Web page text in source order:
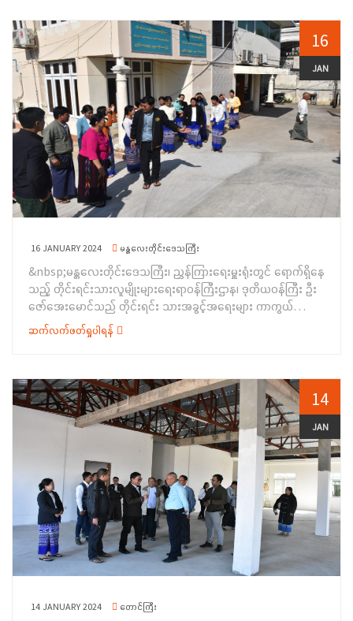
ဥပဒေ၊ နည်းဥပဒေများနှင့်အညီ လိုက်နာနေထိုင်ကြရမည်ဖြစ်ပါ
ကြောင်း၊ သာကေတမြို့နယ် စီမံအုပ်ချုပ်ရေး အဖွဲ့ဝင်များအနေဖြင့်
ပြည်ထောင်စုတိုင်းရင်းသား ကျေးရွာ(ရန်ကုန်)အတွင်း အခါ
အားလျော်စွာ ကျင်းပပြုလုပ်သည့် အခမ်းအနားနှင့် တိုင်းရင်းသား
များ၏ နေ့ထူးနေ့မြတ် အခမ်းအနားများတွင် ပေါင်းစပ်၍ လုံခြုံရေး
ကိစ္စရပ်များအား လစ်ဟင်းမှုမရှိအောင် ဆောင်ရွက်ပေးရန် လမ်းညွှန်
မှာကြား ခဲ့ကြောင်း သတင်းရရှိခဲ့ပါသည်။
ဒုတိယညွှန်ကြားရေးမှူးနှင့် ဝန်ထမ်းများအား တွေ့ဆုံ၍ အမှာ
စကားပြောကြားခဲ့ပါသည်။ပထမဦးစွာ ဝန်ထမ်းများက တစ်ဦးချင်းမိတ်
ဆက်တင်ပြခဲ့ပြီး တိုင်းရင်းသားလူမျိုးများ ရေးရာဝန်ကြီးဌာန ဒုတိယ
ဝန်ကြီး ဦးဇော်အေးမောင်က အမှာစကားပြောကြားရာတွင် ဝန်ထမ်း
များ သည် မိမိတို့ရာထူးအဆင့်နှင့် လျော်ညီစွာ အရည်အသွေးပြည့်ဝ
ပြီး စွမ်းဆောင်ရည် မြင့်မားကြရန် လိုအပ်ပါကြောင်း၊ နိုင်ငံတော်
ဘတ်ဂျက် ရန်ပုံငွေများကိုလည်း ဘဏ္ဍာရေးစည်းမျဉ်း၊ လုပ်ထုံး
လုပ်နည်းများနှင့်အညီ စနစ်တကျ မှန်ကန်စွာ အလေအလွင့်ဆုံးရှုံးမှုမ
ရှိစေရေး ဂရုပြုသုံးစွဲရမည် ဖြစ်ပါကြောင်း၊ နိုင်ငံ့ဝန်ထမ်းများ ဖြစ်
သည့်အတွက် နိုင်ငံ့ဝန်ထမ်း ဉပဒေနှင့် နည်းဉပဒေများ၊ နိုင်ငံ့ဝန်ထမ်း
သစ္စာ အဓိဌာန်(၆)ချက်နှင့် နိုင်ငံ့ဝန်ထမ်းကျင့်ဝတ်များကို အလေးထား
လိုက်နာ ဆောင်ရွက်ကြရန်၊ ဝန်ကြီးဌာနက ၂၀၂၃-၂၀၂၄
တွင် ပါဝင်သည့် ဆောင်ရွက်ရမည့် လုပ်ငန်းများကို အားသွန်ခွန်စိုက်
စည်းလုံးညီညွတ်စွာ ကြိုးစားဆောင်ရွက် ကြရန် မှာကြားခဲ့ပါကြောင်း
သတင်းရရှိပါသည်။
16
JAN
16 JANUARY 2024 မန္တလေးတိုင်းဒေသကြီး
&nbsp;မန္တလေးတိုင်းဒေသကြီး၊ ညွှန်ကြားရေးမှူးရုံးတွင် ရောက်ရှိနေ
သည့် တိုင်းရင်းသားလူမျိုးများရေးရာဝန်ကြီးဌာန၊ ဒုတိယဝန်ကြီး ဦး
ဇော်အေးမောင်သည် တိုင်းရင်း သားအခွင့်အရေးများ ကာကွယ်
စောင့်ရှောက်ရေးဦးစီးဌာန၊ ဒုတိယညွှန်ကြားရေးမှူးချုပ်နှင့် တာဝန်ရှိ
သူများလိုက်ပါလျက် ယနေ့နံနက်ပိုင်းတွင်မန္တလေးတိုင်းဒေသကြီး၊
အခြေအနေများကို သွားရောက်ကြည့်ရှု့စစ်ဆေးခဲ့ပါသည်။ ဆက်လက်
ပြီး ညွှန်ကြားရေးမှူးမှ ပြုပြင်ဆောင်ရွက်ပြီးစီးမှု အခြေအနေများကို
တင်ပြရာ ဒုတိယဝန်ကြီး ဦးဇော်အေးမောင်မှ လိုအပ်သည်များကို
လမ်းညွှန်မှာကြားခဲ့ပါသည်။&nbsp; ထို့နောက် ဒုတိယဝန်ကြီးသည်
မန္တလေးတိုင်းဒေသကြီး ညွှန်ကြားရေးမှူးရုံးရှိ ဝန်ထမ်းများနှင့်
တွေ့ဆုံ၍&nbsp; လမ်းညွှန်အမှာစကားပြောကြားရာတွင် ကမ္ဘာ့
ပထဝီနိုင်ငံရေး၊ မြန်မာ့ နိုင်ငံရေးသမိုင်း နောက်ခံအချက်အလက်များ
ကို သိရှိထားနိုင်ရန်နှင့် သင်ခန်းစာများရယူနိုင်ရန် လိုအပ်ပါကြောင်း၊
နိုင်ငံတော်ငြိမ်းချမ်းစေရေးနှင့် ဖွံ့ဖြိုးတိုးတက်စေရေးကို ဆောင်ရွက်
သွားရန် လိုအပ်ပါကြောင်း၊ တိုင်းရင်းသားစာပေနှင့် ယဉ်ကျေးမှု
အသင်းအဖွဲ့ မှတ်ပုံတင်သည့်အခါတွင် သေချာစိစစ်ရန်နှင့် ကူညီ
ဆောင်ရွက်ပေးရန်၊ သဘာဝဘေးအန္တရာယ် လုံခြုံရေးအတွက်လည်း
သည့်အတွက် နိုင်ငံ့ဝန်ထမ်းဥပဒေနှင့် နည်းဥပဒေများ၊ နိုင်ငံ့ဝန်ထမ်း
ဆက်လက်ဖတ်ရှုပါရန်
14
JAN
14 JANUARY 2024 တောင်ကြီး